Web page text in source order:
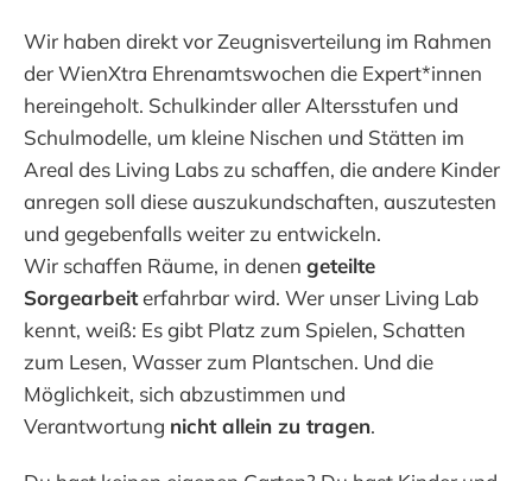
Wir haben direkt vor Zeugnisverteilung im Rahmen
der WienXtra Ehrenamtswochen die Expert*innen
hereingeholt. Schulkinder aller Altersstufen und
Schulmodelle, um kleine Nischen und Stätten im
Areal des Living Labs zu schaffen, die andere Kinder
anregen soll diese auszukundschaften, auszutesten
und gegebenfalls weiter zu entwickeln.
Wir schaffen Räume, in denen geteilte
Sorgearbeiterfahrbar wird. Wer unser Living Lab
kennt, weiß: Es gibt Platz zum Spielen, Schatten
zum Lesen, Wasser zum Plantschen. Und die
Möglichkeit, sich abzustimmen und
Verantwortung nicht allein zu tragen.